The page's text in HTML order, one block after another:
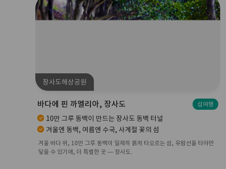
장사도해상공원
바다에 핀 까멜리아, 장사도 섬여행
10만 그루 동백이 만드는 장사도 동백 터널
겨울엔 동백, 여름엔 수국, 사계절 꽃의 섬
겨울 바다 위, 10만 그루 동백이 일제히 붉게 타오르는 섬, 유람선을 타야만
닿을 수 있기에, 더 특별한 곳 — 장사도.